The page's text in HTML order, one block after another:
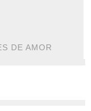
DE AMOR